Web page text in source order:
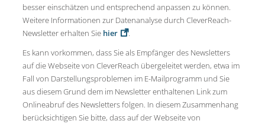
besser einschätzen und entsprechend anpassen zu können.
Weitere Informationen zur Datenanalyse durch CleverReach-
Newsletter erhalten Sie hier
.
Es kann vorkommen, dass Sie als Empfänger des Newsletters
auf die Webseite von CleverReach übergeleitet werden, etwa im
Fall von Darstellungsproblemen im E-Mailprogramm und Sie
aus diesem Grund dem im Newsletter enthaltenen Link zum
Onlineabruf des Newsletters folgen. In diesem Zusammenhang
berücksichtigen Sie bitte, dass auf der Webseite von